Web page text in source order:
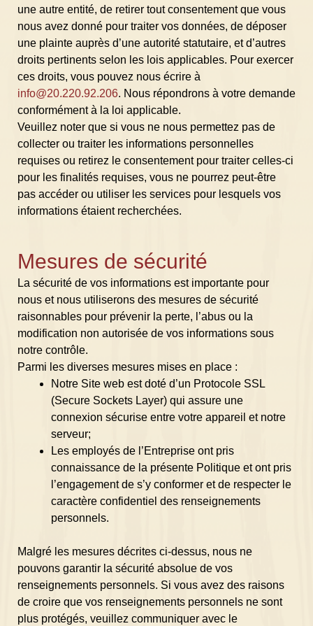
une autre entité, de retirer tout consentement que vous
nous avez donné pour traiter vos données, de déposer
une plainte auprès d’une autorité statutaire, et d’autres
droits pertinents selon les lois applicables. Pour exercer
ces droits, vous pouvez nous écrire à
info@20.220.92.206. Nous répondrons à votre demande
conformément à la loi applicable.
Veuillez noter que si vous ne nous permettez pas de
collecter ou traiter les informations personnelles
requises ou retirez le consentement pour traiter celles-ci
pour les finalités requises, vous ne pourrez peut-être
pas accéder ou utiliser les services pour lesquels vos
informations étaient recherchées.
Mesures de sécurité
La sécurité de vos informations est importante pour
nous et nous utiliserons des mesures de sécurité
raisonnables pour prévenir la perte, l’abus ou la
modification non autorisée de vos informations sous
notre contrôle.
Parmi les diverses mesures mises en place :
Notre Site web est doté d’un Protocole SSL
(Secure Sockets Layer) qui assure une
connexion sécurise entre votre appareil et notre
serveur;
Les employés de l’Entreprise ont pris
connaissance de la présente Politique et ont pris
l’engagement de s’y conformer et de respecter le
caractère confidentiel des renseignements
personnels.
Malgré les mesures décrites ci-dessus, nous ne
pouvons garantir la sécurité absolue de vos
renseignements personnels. Si vous avez des raisons
de croire que vos renseignements personnels ne sont
plus protégés, veuillez communiquer avec le